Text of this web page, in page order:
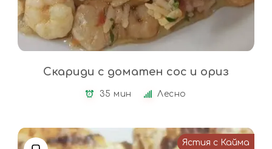
Скариди с доматен сос и ориз
35 мин Лесно
Ястия с Кайма